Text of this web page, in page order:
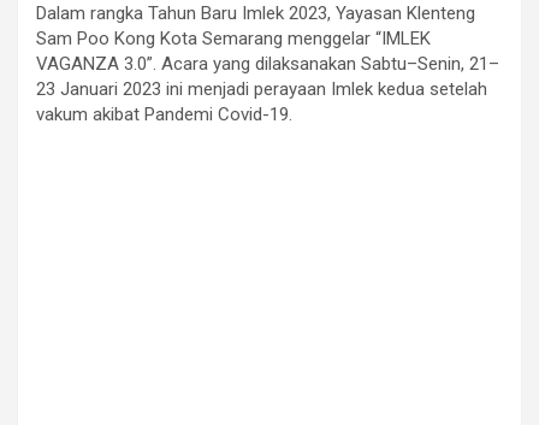
Dalam rangka Tahun Baru Imlek 2023, Yayasan Klenteng
Sam Poo Kong Kota Semarang menggelar “IMLEK
VAGANZA 3.0”. Acara yang dilaksanakan Sabtu–Senin, 21–
23 Januari 2023 ini menjadi perayaan Imlek kedua setelah
vakum akibat Pandemi Covid-19.